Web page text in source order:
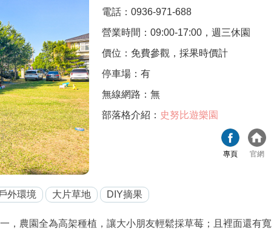
電話：0936-971-688
營業時間：09:00-17:00，週三休園
價位：免費參觀，採果時價計
停車場：有
無線網路：無
部落格介紹： 史努比遊樂園
專頁 官網
外環境 大片草地 DIY摘果
，農園全為高架種植，讓大小朋友輕鬆採草莓；且裡面還有寬